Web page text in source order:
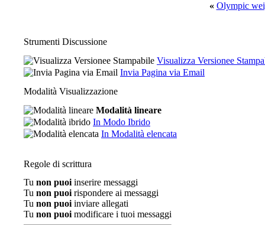
« Olympic
Strumenti Discussione
Visualizza Versionee
Invia Pagina via Email
Modalità Visualizzazione
Modalità lineare
In Modo Ibrido
In Modalità elencata
Regole di scrittura
Tu non puoi inserire messaggi
Tu non puoi rispondere ai messaggi
Tu non puoi inviare allegati
Tu non puoi modificare i tuoi messaggi